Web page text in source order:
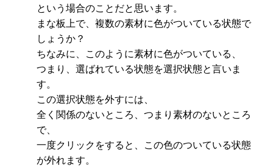
という場合のことだと思います。
まな板上で、複数の素材に色がついている状態で
しょうか？
ちなみに、このように素材に色がついている、
つまり、選ばれている状態を選択状態と言いま
す。
この選択状態を外すには、
全く関係のないところ、つまり素材のないところ
で、
一度クリックをすると、この色のついている状態
が外れます。